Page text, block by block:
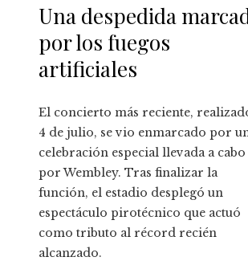
Una despedida
por los fuegos
artificiales
El concierto más reciente,
4 de julio, se vio enmarcado por
celebración especial llevada a cabo
por Wembley. Tras finalizar la
función, el estadio desplegó un
espectáculo pirotécnico que actuó
como tributo al récord recién
alcanzado.